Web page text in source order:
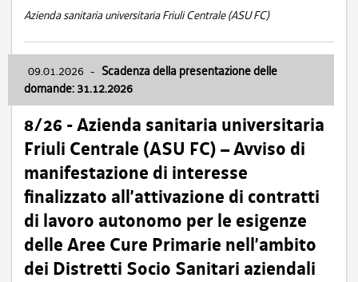
Azienda sanitaria universitaria Friuli Centrale (ASU FC)
09.01.2026 - Scadenza della presentazione delle
domande: 31.12.2026
8/26 - Azienda sanitaria universitaria
Friuli Centrale (ASU FC) – Avviso di
manifestazione di interesse
finalizzato all’attivazione di contratti
di lavoro autonomo per le esigenze
delle Aree Cure Primarie nell’ambito
dei Distretti Socio Sanitari aziendali